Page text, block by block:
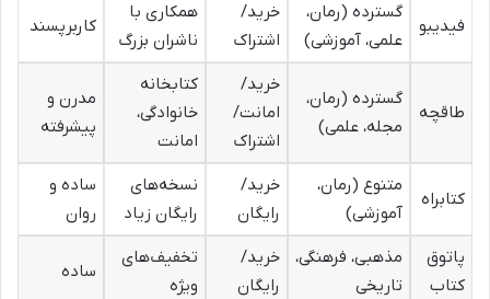
فیدیبو
گسترده (رمان،
علمی، آموزشی)
خرید/
اشتراک
همکاری با
ناشران بزرگ
کاربرپسند
طاقچه
گسترده (رمان،
مجله، علمی)
خرید/
امانت/
اشتراک
کتابخانه
خانوادگی،
امانت
مدرن و
پیشرفته
کتابراه
متنوع (رمان،
آموزشی)
خرید/
رایگان
نسخه‌های
رایگان زیاد
ساده و
روان
پاتوق
کتاب
مذهبی، فرهنگی،
تاریخی
خرید/
رایگان
تخفیف‌های
ویژه
ساده